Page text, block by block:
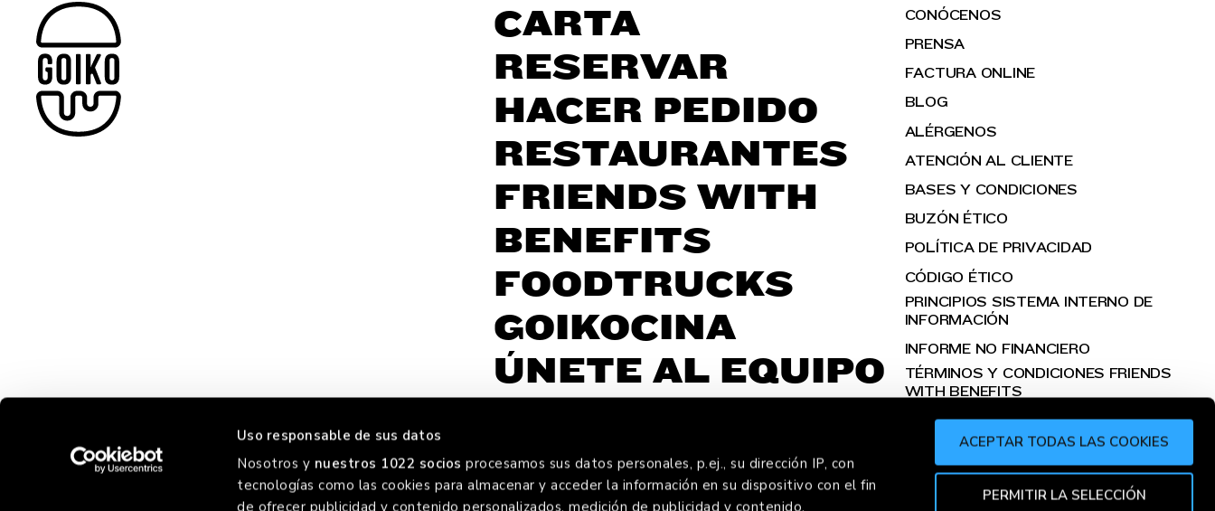
Uso responsable de sus datos
Nosotros y nuestros 1022 socios procesamos sus datos personales, p.ej., su dirección IP, con
tecnologías como las cookies para almacenar y acceder la información en su dispositivo con el fin
de ofrecer publicidad y contenido personalizados, medición de publicidad y contenido,
ACEPTAR TODAS LAS COOKIES
PERMITIR LA SELECCIÓN
CARTA
RESERVAR
HACER PEDIDO
RESTAURANTES
FRIENDS WITH
BENEFITS
FOODTRUCKS
GOIKOCINA
ÚNETE AL EQUIPO
CONÓCENOS
PRENSA
FACTURA ONLINE
BLOG
ALÉRGENOS
ATENCIÓN AL CLIENTE
BASES Y CONDICIONES
BUZÓN ÉTICO
POLÍTICA DE PRIVACIDAD
CÓDIGO ÉTICO
PRINCIPIOS SISTEMA INTERNO DE
INFORMACIÓN
INFORME NO FINANCIERO
TÉRMINOS Y CONDICIONES FRIENDS
WITH BENEFITS